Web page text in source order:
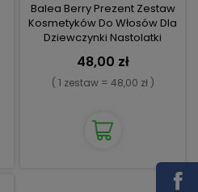
Balea Berry Prezent Zestaw
Kosmetyków Do Włosów Dla
Dziewczynki Nastolatki
48,00 zł
( 1 zestaw = 48,00 zł )